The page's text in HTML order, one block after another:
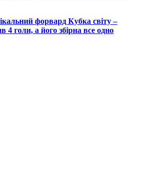
форвард Кубка світу –
4 голи, а його збірна все одно